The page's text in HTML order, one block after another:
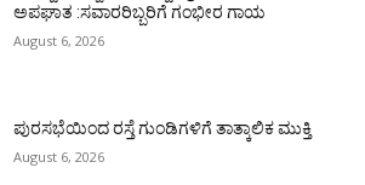
ಅಪಘಾತ :ಸವಾರರಿಬ್ಬರಿಗೆ ಗಂಭೀರ ಗಾಯ
August 6, 2026
ಪುರಸಭೆಯಿಂದ ರಸ್ತೆ ಗುಂಡಿಗಳಿಗೆ ತಾತ್ಕಾಲಿಕ ಮುಕ್ತಿ
August 6, 2026